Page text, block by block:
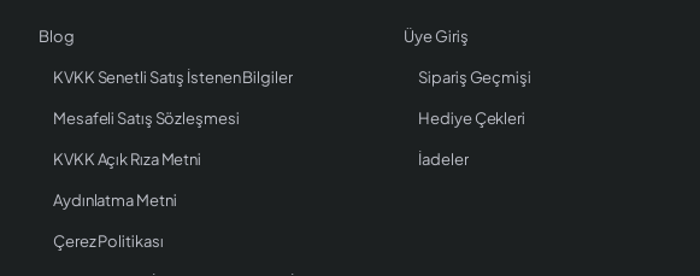
Blog
KVKK Senetli Satış İstenen Bilgiler
Mesafeli Satış Sözleşmesi
KVKK Açık Rıza Metni
Aydınlatma Metni
Çerez Politikası
Üye Giriş
Sipariş Geçmişi
Hediye Çekleri
İadeler